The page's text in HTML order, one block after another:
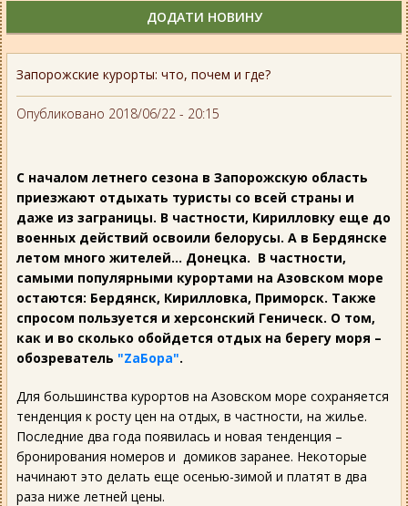
Запорожские курорты: что, почем и где?
Опубликовано 2018/06/22 - 20:15
С началом летнего сезона в Запорожскую область
приезжают отдыхать туристы со всей страны и
даже из заграницы. В частности, Кирилловку еще до
военных действий освоили белорусы. А в Бердянске
летом много жителей… Донецка. В частности,
самыми популярными курортами на Азовском море
остаются: Бердянск, Кирилловка, Приморск. Также
спросом пользуется и херсонский Геническ. О том,
как и во сколько обойдется отдых на берегу моря –
обозреватель "ZаБора".
Для большинства курортов на Азовском море сохраняется
тенденция к росту цен на отдых, в частности, на жилье.
Последние два года появилась и новая тенденция –
бронирования номеров и домиков заранее. Некоторые
начинают это делать еще осенью-зимой и платят в два
раза ниже летней цены.
ДОДАТИ НОВИНУ